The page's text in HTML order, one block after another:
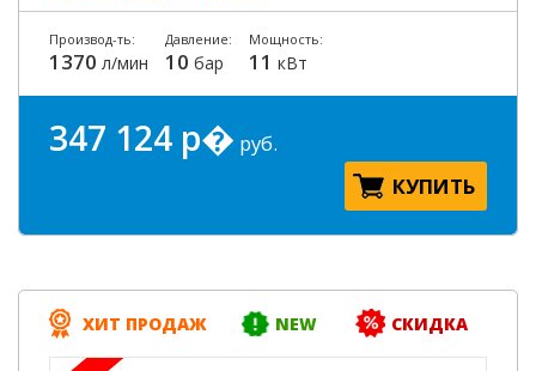
Производ-ть:
1370 л/мин
Давление:
10 бар
Мощность:
11 кВт
347 124 р� руб.
КУПИТЬ
ХИТ ПРОДАЖ NEW СКИДКА